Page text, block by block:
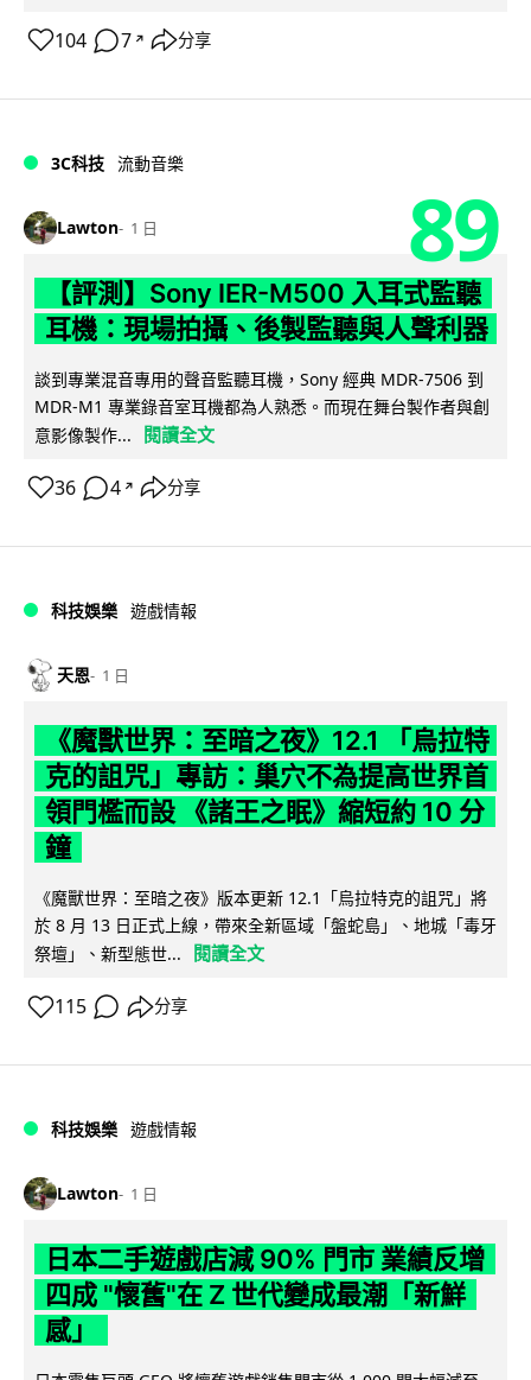
104 7 ↗ 分享
3C科技 流動音樂
Lawton 1 日 89
【評測】Sony IER-M500 入耳式監聽
耳機：現場拍攝、後製監聽與人聲利器
談到專業混音專用的聲音監聽耳機，Sony 經典 MDR-7506 到
MDR-M1 專業錄音室耳機都為人熟悉。而現在舞台製作者與創
意影像製作...
閱讀全文
36 4 ↗ 分享
科技娛樂 遊戲情報
天恩 1 日
《魔獸世界：至暗之夜》12.1 「烏拉特
克的詛咒」專訪：巢穴不為提高世界首
領門檻而設 《諸王之眠》縮短約 10 分
鐘
《魔獸世界：至暗之夜》版本更新 12.1「烏拉特克的詛咒」將
於 8 月 13 日正式上線，帶來全新區域「盤蛇島」、地城「毒牙
祭壇」、新型態世...
閱讀全文
115 分享
科技娛樂 遊戲情報
Lawton 1 日
日本二手遊戲店減 90% 門市 業績反增
四成 "懷舊"在 Z 世代變成最潮「新鮮
感」